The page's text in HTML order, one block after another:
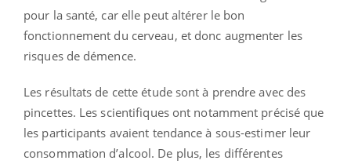
pour la santé, car elle peut altérer le bon
fonctionnement du cerveau, et donc augmenter les
risques de démence.
Les résultats de cette étude sont à prendre avec des
pincettes. Les scientifiques ont notamment précisé que
les participants avaient tendance à sous-estimer leur
consommation d’alcool. De plus, les différentes